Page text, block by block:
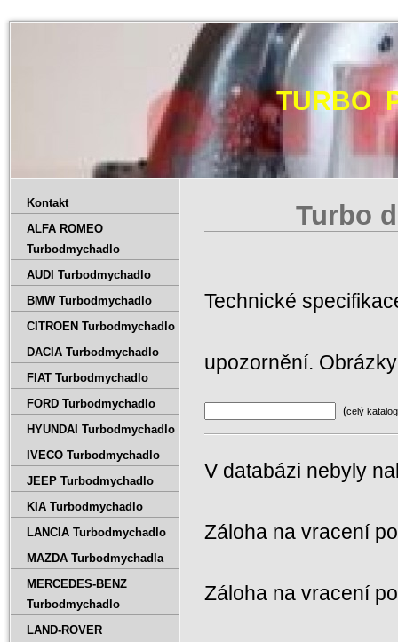
TURBO
Turbo
Technické
upozornění.
(celý katalog
V databázi nebyly
Záloha na vracení
Záloha na vracení
Kontakt
ALFA ROMEO
Turbodmychadlo
AUDI Turbodmychadlo
BMW Turbodmychadlo
CITROEN Turbodmychadlo
DACIA Turbodmychadlo
FIAT Turbodmychadlo
FORD Turbodmychadlo
HYUNDAI Turbodmychadlo
IVECO Turbodmychadlo
JEEP Turbodmychadlo
KIA Turbodmychadlo
LANCIA Turbodmychadlo
MAZDA Turbodmychadla
MERCEDES-BENZ
Turbodmychadlo
LAND-ROVER